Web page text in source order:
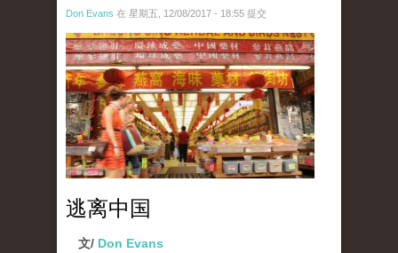
Don Evans 在 星期五, 12/08/2017 - 18:55 提交
wechatimg656.jpeg
逃离中国
文/ Don Evans